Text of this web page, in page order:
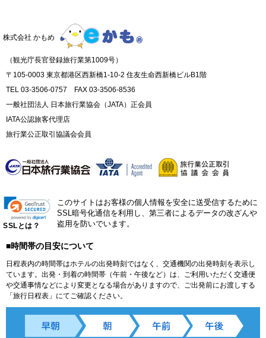
株式会社 かもめ
（観光庁長官登録旅行業第1009号）
〒105-0003 東京都港区西新橋1-10-2 住友生命西新橋ビルB1階
TEL 03-3506-0757 FAX 03-3506-8536
一般社団法人 日本旅行業協会（JATA）正会員
IATA公認旅客代理店
旅行業公正取引協議会会員
SSLとは？
このサイトはお客様の個人情報を安全に送受信するために
SSL暗号化通信を利用し、第三者によるデータの改ざんや
盗用を防いでいます。
■時間帯の目安について
日程表内の時間帯はホテルの出発時刻ではなく、交通機関の出発時刻を表示し
ています。出発・到着の時間帯（午前・午後など）は、ご利用いただく交通便
や交通事情などにより変更となる場合がありますので、ご出発前にお渡しする
「旅行日程表」にてご確認ください。